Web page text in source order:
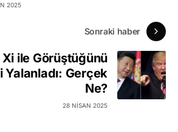
2025
Sonraki haber
Xi ile Görüştüğünü
Yalanladı: Gerçek
Ne?
28 NISAN 2025